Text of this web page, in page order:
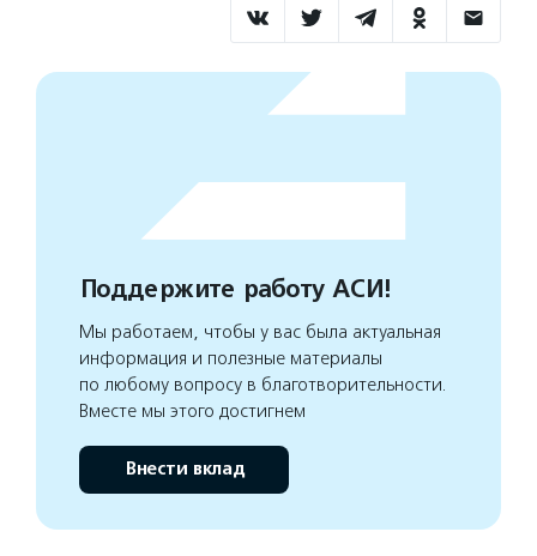
Поддержите работу АСИ!
Мы работаем, чтобы у вас была актуальная
информация и полезные материалы
по любому вопросу в благотворительности.
Вместе мы этого достигнем
Внести вклад